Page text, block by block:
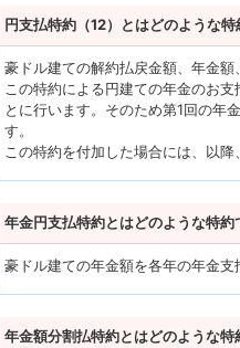
円支払特約（12）とはどのような特
豪ドル建ての解約払戻金額、年金
この特約による円建ての年金のお
とに行います。そのため第1回の年
す。
この特約を付加した場合には、以
年金円支払特約とはどのような特約
豪ドル建ての年金額を各年の年金
年金額分割払特約とはどのような特